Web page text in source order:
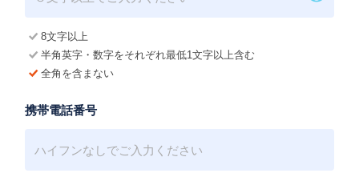
8文字以上
半角英字・数字をそれぞれ最低1文字以上含む
全角を含まない
携帯電話番号